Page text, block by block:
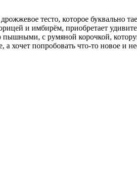
тесто, которое буквально
и имбирём, приобретает
с румяной корочкой,
хочет попробовать что-то новое и